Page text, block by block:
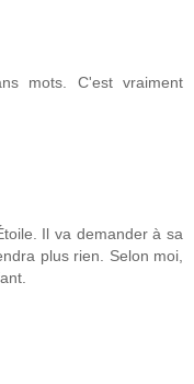
mots. C'est vraiment
Il va demander à sa
plus rien. Selon moi,